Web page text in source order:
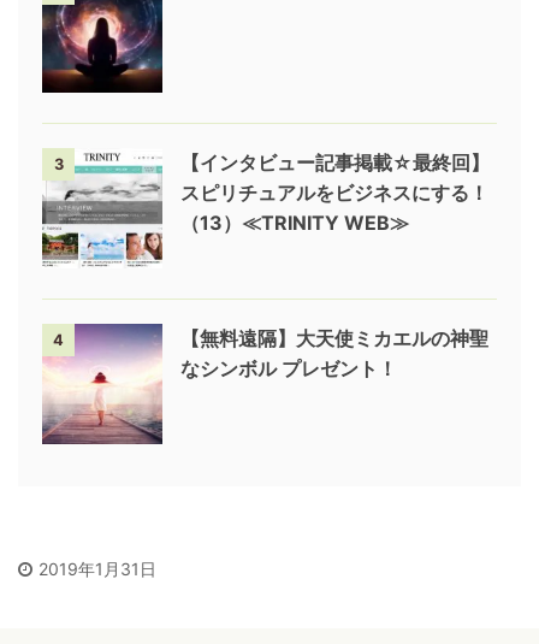
3
【インタビュー記事掲載☆最終回】
スピリチュアルをビジネスにする！
（13）≪TRINITY WEB≫
4
【無料遠隔】大天使ミカエルの神聖
なシンボル プレゼント！
2019年1月31日